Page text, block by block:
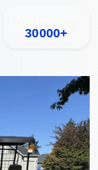
30000+